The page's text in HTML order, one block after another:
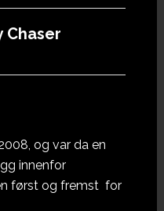
Chaser
og var da en
innenfor
først og fremst for